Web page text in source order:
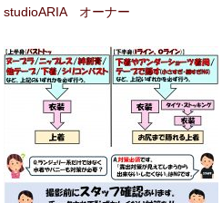
studioARIA オーナー